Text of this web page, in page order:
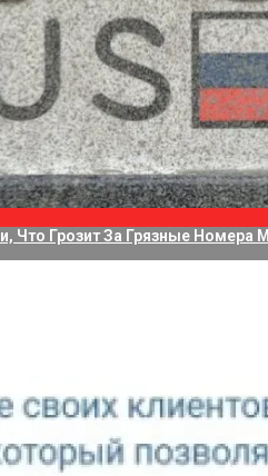
Для Стриминга С
Что Грозит За Грязные